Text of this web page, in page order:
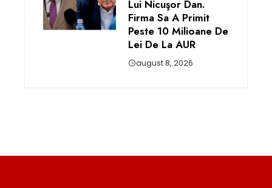
Lui Nicuşor Dan.
Firma Sa A Primit
Peste 10 Milioane De
Lei De La AUR
august 8, 2026